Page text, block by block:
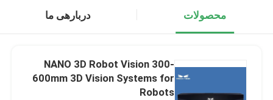
محصولات دربارهی ما
NANO 3D Robot Vision 300-
600mm 3D Vision Systems for
Robots